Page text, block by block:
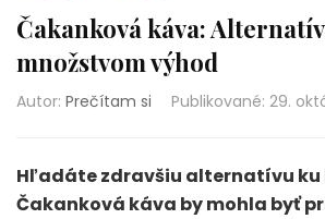
Čakanková káva:
množstvom výhod
Autor: Prečítam si Publikované: 29.
Hľadáte zdravšiu alternatívu ku
Čakanková káva by mohla byť